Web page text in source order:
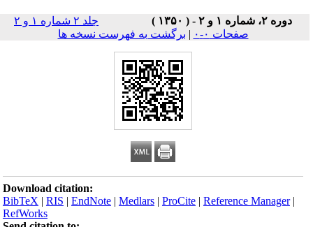
دوره ۲، شماره ۱ و ۲ - ( ۱۳۵۰ )
جلد ۲ شماره ۱ و ۲
صفحات ۰-۰
| برگشت به فهرست نسخه ها
Download citation:
BibTeX |RIS |EndNote |Medlars |ProCite |Reference Manager
RefWorks